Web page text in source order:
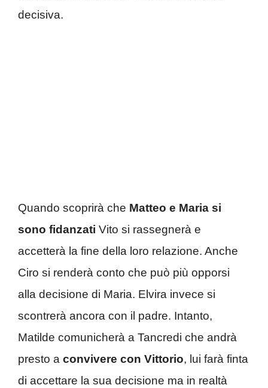
decisiva.
Quando scoprirà che Matteo e Maria si
sono fidanzati Vito si rassegnerà e
accetterà la fine della loro relazione. Anche
Ciro si renderà conto che può più opporsi
alla decisione di Maria. Elvira invece si
scontrerà ancora con il padre. Intanto,
Matilde comunicherà a Tancredi che andrà
presto a convivere con Vittorio, lui farà finta
di accettare la sua decisione ma in realtà